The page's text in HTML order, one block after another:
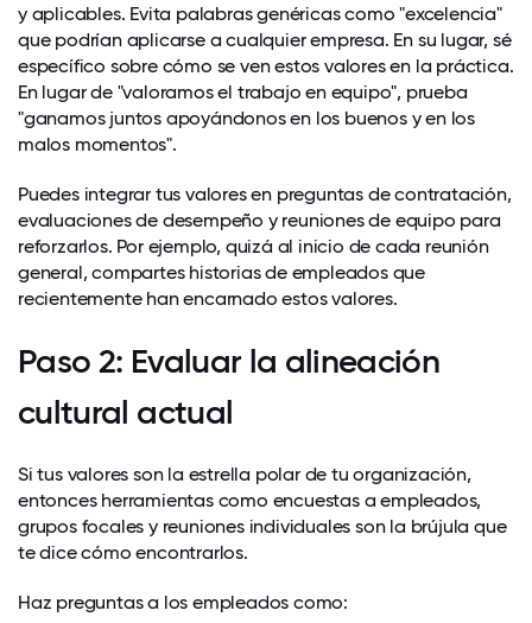
y aplicables. Evita palabras genéricas como "excelencia"
que podrían aplicarse a cualquier empresa. En su lugar, sé
específico sobre cómo se ven estos valores en la práctica.
En lugar de "valoramos el trabajo en equipo", prueba
"ganamos juntos apoyándonos en los buenos y en los
malos momentos".
Puedes integrar tus valores en preguntas de contratación,
evaluaciones de desempeño y reuniones de equipo para
reforzarlos. Por ejemplo, quizá al inicio de cada reunión
general, compartes historias de empleados que
recientemente han encarnado estos valores.
Paso 2: Evaluar la alineación
cultural actual
Si tus valores son la estrella polar de tu organización,
entonces herramientas como encuestas a empleados,
grupos focales y reuniones individuales son la brújula que
te dice cómo encontrarlos.
Haz preguntas a los empleados como: